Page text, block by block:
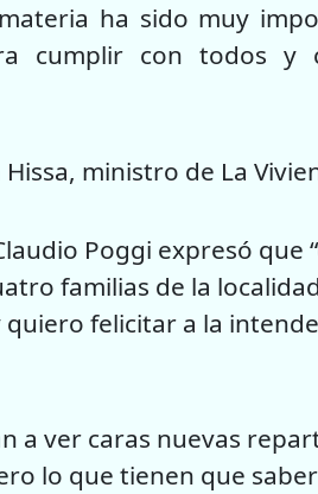
ha sido muy
cumplir con todos y
ministro de La
Poggi expresó que
familias de la
felicitar a la
a ver caras nuevas
lo que tienen que